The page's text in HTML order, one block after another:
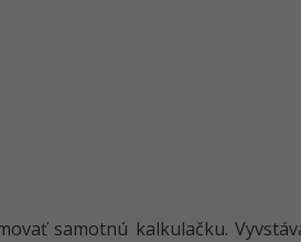
samotnú kalkulačku.